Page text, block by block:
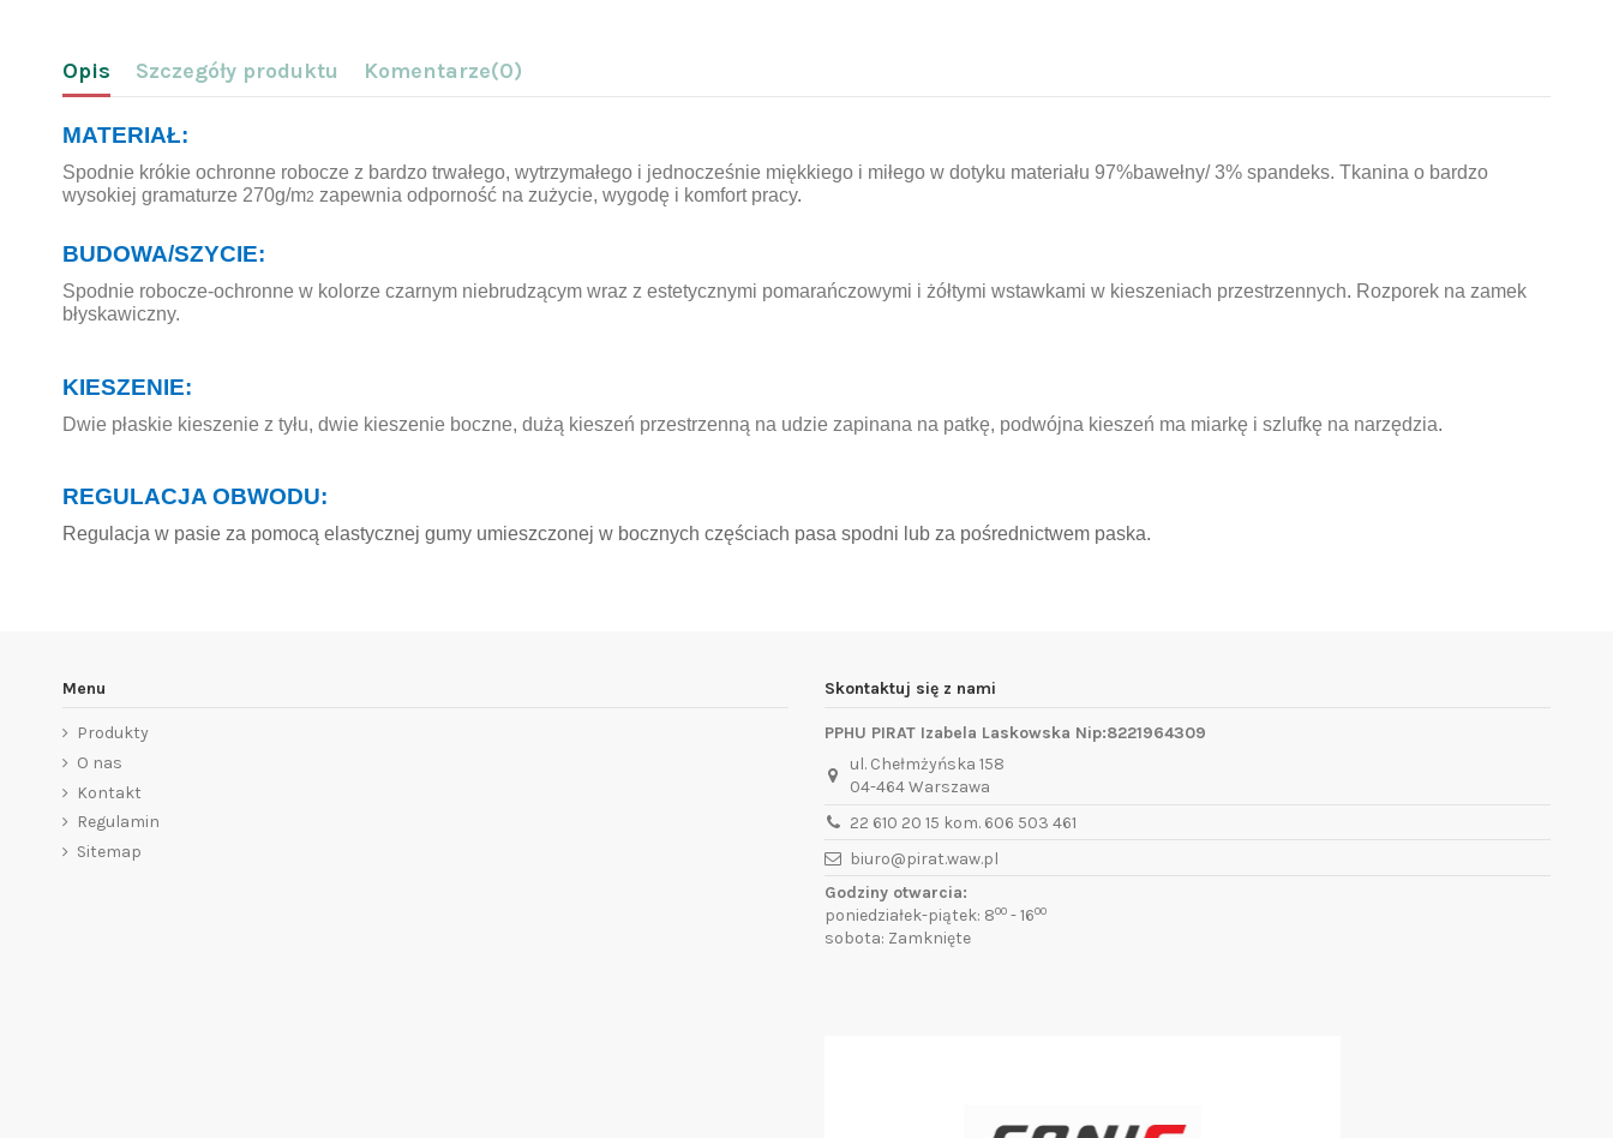
Opis Szczegóły produktu Komentarze(0)
MATERIAŁ:
Spodnie krókie ochronne robocze z bardzo trwałego, wytrzymałego i jednocześnie miękkiego i miłego w dotyku materiału 97%bawełny/ 3% spandeks. Tkanina o bardzo
wysokiej gramaturze 270g/m2 zapewnia odporność na zużycie, wygodę i komfort pracy.
BUDOWA/SZYCIE:
Spodnie robocze-ochronne w kolorze czarnym niebrudzącym wraz z estetycznymi pomarańczowymi i żółtymi wstawkami w kieszeniach przestrzennych. Rozporek na zamek
błyskawiczny.
KIESZENIE:
Dwie płaskie kieszenie z tyłu, dwie kieszenie boczne, dużą kieszeń przestrzenną na udzie zapinana na patkę, podwójna kieszeń ma miarkę i szlufkę na narzędzia.
REGULACJA OBWODU:
Regulacja w pasie za pomocą elastycznej gumy umieszczonej w bocznych częściach pasa spodni lub za pośrednictwem paska.
Menu
Produkty
O nas
Kontakt
Regulamin
Sitemap
Skontaktuj się z nami
PPHU PIRAT Izabela Laskowska Nip:8221964309
ul. Chełmżyńska 158
04-464 Warszawa
22 610 20 15 kom. 606 503 461
biuro@pirat.waw.pl
Godziny otwarcia:
poniedziałek-piątek: 800 - 1600
sobota: Zamknięte